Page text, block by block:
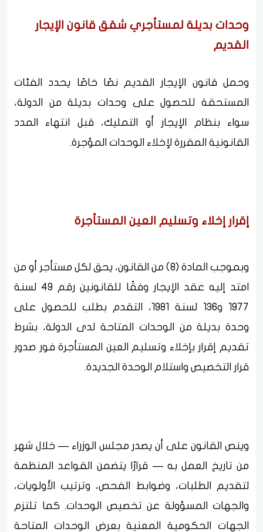
وحدات بديلة لمستأجري شقق قانون الإيجار
القديم
وحمل قانون الإيجار القديم نصًا خاصًا يحدد الفئات
المستحقة للحصول على وحدات بديلة من الدولة،
سواء بنظام الإيجار أو التمليك، قبل انتهاء المدد
القانونية المقررة لإخلاء الوحدات المؤجرة.
إقرار إخلاء وتسليم العين المستأجرة
وبموجب المادة (8) من القانون، يحق لكل مستأجر أو من
امتد إليه عقد الإيجار وفقًا للقانونين رقم 49 لسنة
1977 و136 لسنة 1981، التقدم بطلب للحصول على
وحدة بديلة من الوحدات المتاحة لدى الدولة، بشرط
تقديم إقرار بإخلاء وتسليم العين المستأجرة فور صدور
قرار التخصيص واستلام الوحدة الجديدة.
وينص القانون على أن يصدر مجلس الوزراء — خلال شهر
من تاريخ العمل به — قرارًا يتضمن القواعد المنظمة
لتقديم الطلبات، وضوابط الفحص، وترتيب الأولويات،
والجهات المسؤولة عن تخصيص الوحدات. كما تلتزم
الجهات الحكومية المعنية بعرض الوحدات المتاحة